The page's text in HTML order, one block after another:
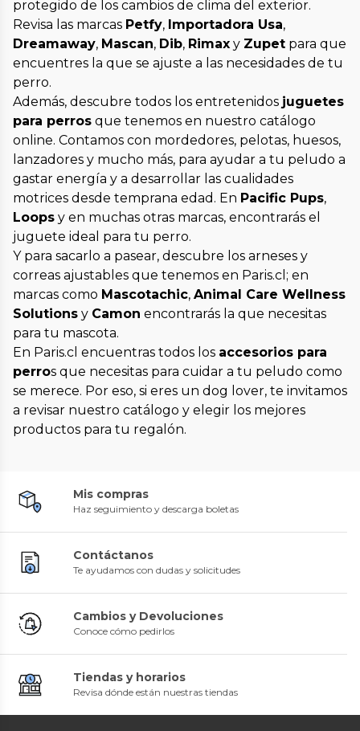
protegido de los cambios de clima del exterior.
Revisa las marcas Petfy, Importadora Usa,
Dreamaway, Mascan, Dib, Rimax y Zupet para que
encuentres la que se ajuste a las necesidades de tu
perro.
Además, descubre todos los entretenidos juguetes
para perros que tenemos en nuestro catálogo
online. Contamos con mordedores, pelotas, huesos,
lanzadores y mucho más, para ayudar a tu peludo a
gastar energía y a desarrollar las cualidades
motrices desde temprana edad. En Pacific Pups,
Loops y en muchas otras marcas, encontrarás el
juguete ideal para tu perro.
Y para sacarlo a pasear, descubre los arneses y
correas ajustables que tenemos en Paris.cl; en
marcas como Mascotachic, Animal Care Wellness
Solutions y Camon encontrarás la que necesitas
para tu mascota.
En Paris.cl encuentras todos los accesorios para
perros que necesitas para cuidar a tu peludo como
se merece. Por eso, si eres un dog lover, te invitamos
a revisar nuestro catálogo y elegir los mejores
productos para tu regalón.
Mis compras
Haz seguimiento y descarga boletas
Contáctanos
Te ayudamos con dudas y solicitudes
Cambios y Devoluciones
Conoce cómo pedirlos
Tiendas y horarios
Revisa dónde están nuestras tiendas